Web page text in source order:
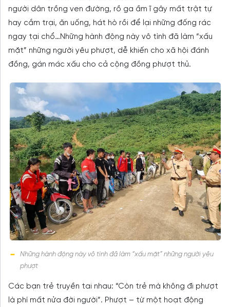
người dân trồng ven đường, rồ ga ầm ĩ gây mất trật tự
hay cắm trại, ăn uống, hát hò rồi để lại những đống rác
ngay tại chổ…Những hành động này vô tình đã làm “xấu
mặt” những người yêu phượt, dễ khiến cho xã hội đánh
đồng, gán mác xấu cho cả cộng đồng phượt thủ.
Những hành động này vô tình đã làm “xấu mặt” những người yêu
phượt
Các bạn trẻ truyền tai nhau: “Còn trẻ mà không đi phượt
là phí mất nửa đời người”. Phượt – từ một hoạt động